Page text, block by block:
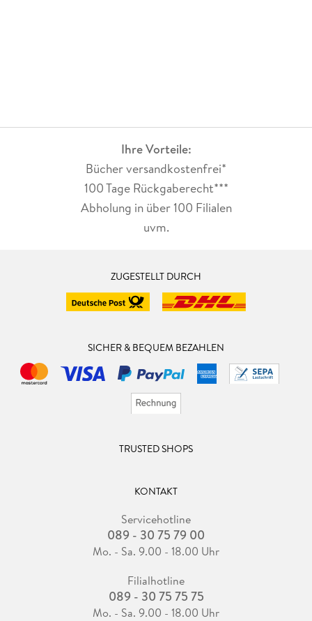
Ihre Vorteile:
Bücher versandkostenfrei*
100 Tage Rückgaberecht***
Abholung in über 100 Filialen
uvm.
ZUGESTELLT DURCH
SICHER & BEQUEM BEZAHLEN
TRUSTED SHOPS
KONTAKT
Servicehotline
089 - 30 75 79 00
Mo. - Sa. 9.00 - 18.00 Uhr
Filialhotline
089 - 30 75 75 75
Mo. - Sa. 9.00 - 18.00 Uhr